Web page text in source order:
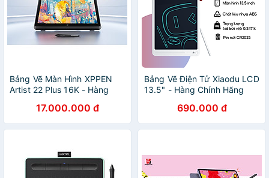
Bảng Vẽ Màn Hình XPPEN
Artist 22 Plus 16K - Hàng
17.000.000 đ
Bảng Vẽ Điện Tử Xiaodu LCD
13.5" - Hàng Chính Hãng
690.000 đ